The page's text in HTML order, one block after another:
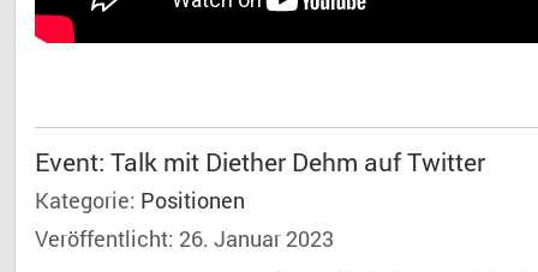
Event: Talk mit Diether Dehm auf Twitter
Kategorie: Positionen
Veröffentlicht: 26. Januar 2023